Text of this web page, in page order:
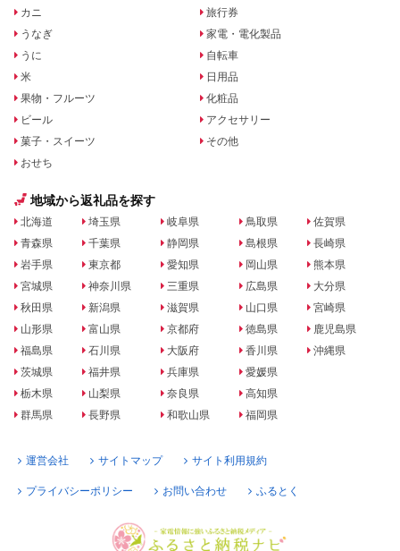
カニ
うなぎ
うに
米
果物・フルーツ
ビール
菓子・スイーツ
おせち
旅行券
家電・電化製品
自転車
日用品
化粧品
アクセサリー
その他
地域から返礼品を探す
北海道
青森県
岩手県
宮城県
秋田県
山形県
福島県
茨城県
栃木県
群馬県
埼玉県
千葉県
東京都
神奈川県
新潟県
富山県
石川県
福井県
山梨県
長野県
岐阜県
静岡県
愛知県
三重県
滋賀県
京都府
大阪府
兵庫県
奈良県
和歌山県
鳥取県
島根県
岡山県
広島県
山口県
徳島県
香川県
愛媛県
高知県
福岡県
佐賀県
長崎県
熊本県
大分県
宮崎県
鹿児島県
沖縄県
運営会社 サイトマップ サイト利用規約
プライバシーポリシー お問い合わせ ふるとく